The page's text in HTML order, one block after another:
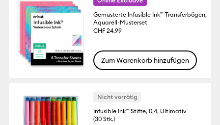
Gemusterte Infusible Ink™ Transferbögen,
Aquarell-Musterset
CHF 24.99
Zum Warenkorb hinzufügen
Nicht vorrätig
Infusible Ink™ Stifte, 0,4, Ultimativ
(30 Stk.)